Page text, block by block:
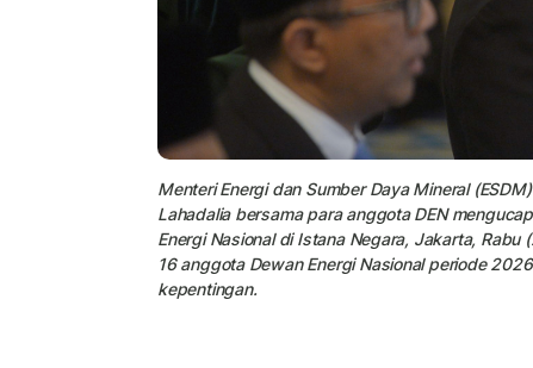
Menteri Energi dan Sumber Daya Mineral
Lahadalia bersama para anggota DEN
Energi Nasional di Istana Negara, Jakarta,
16 anggota Dewan Energi Nasional periode
kepentingan.